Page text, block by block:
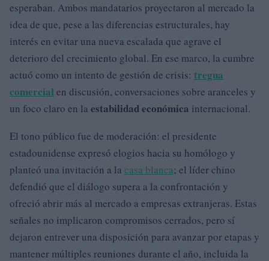
esperaban. Ambos mandatarios proyectaron al mercado la
idea de que, pese a las diferencias estructurales, hay
interés en evitar una nueva escalada que agrave el
deterioro del crecimiento global. En ese marco, la cumbre
actuó como un intento de gestión de crisis: tregua
comercial en discusión, conversaciones sobre aranceles y
un foco claro en la estabilidad económica internacional.
El tono público fue de moderación: el presidente
estadounidense expresó elogios hacia su homólogo y
planteó una invitación a la casa blanca; el líder chino
defendió que el diálogo supera a la confrontación y
ofreció abrir más al mercado a empresas extranjeras. Estas
señales no implicaron compromisos cerrados, pero sí
dejaron entrever una disposición para avanzar por etapas y
mantener múltiples reuniones durante el año, incluida la